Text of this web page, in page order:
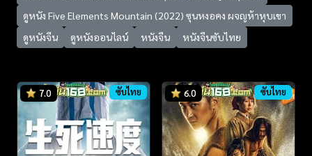
ดูหนัง Five Elements Mountain (2022) ซุนหงอคง ผจญห้าหุบเขา
ดูหนังจีน
ดูหนังออนไลน์ หนังจีน หนังจีนซับไทย
7.0 ซับไทย 6.0 ซับไทย